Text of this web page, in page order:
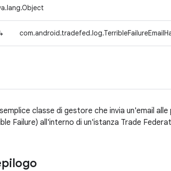
classe di gestore che invia un'email
Failure) all'interno di un'istanza Trade